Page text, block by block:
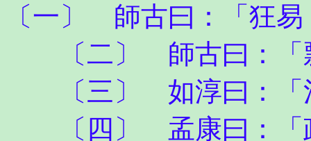
〔一〕 師古曰：「狂
〔二〕 師古曰：「
〔三〕 如淳曰：「河
〔四〕 孟康曰：「